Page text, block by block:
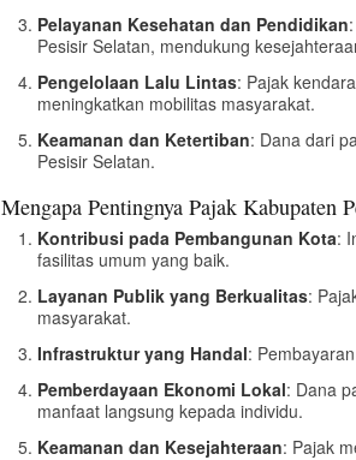
Pelayanan Kesehatan dan Pendidikan
Pesisir Selatan, mendukung
Pengelolaan Lalu Lintas: Pajak
meningkatkan mobilitas masyarakat.
Keamanan dan Ketertiban: Dana dari
Pesisir Selatan.
Mengapa Pentingnya Pajak Kabupaten
Kontribusi pada Pembangunan Kota:
fasilitas umum yang baik.
Layanan Publik yang Berkualitas:
masyarakat.
Infrastruktur yang Handal:
Pemberdayaan Ekonomi Lokal: Dana
manfaat langsung kepada individu.
Keamanan dan Kesejahteraan: Pajak